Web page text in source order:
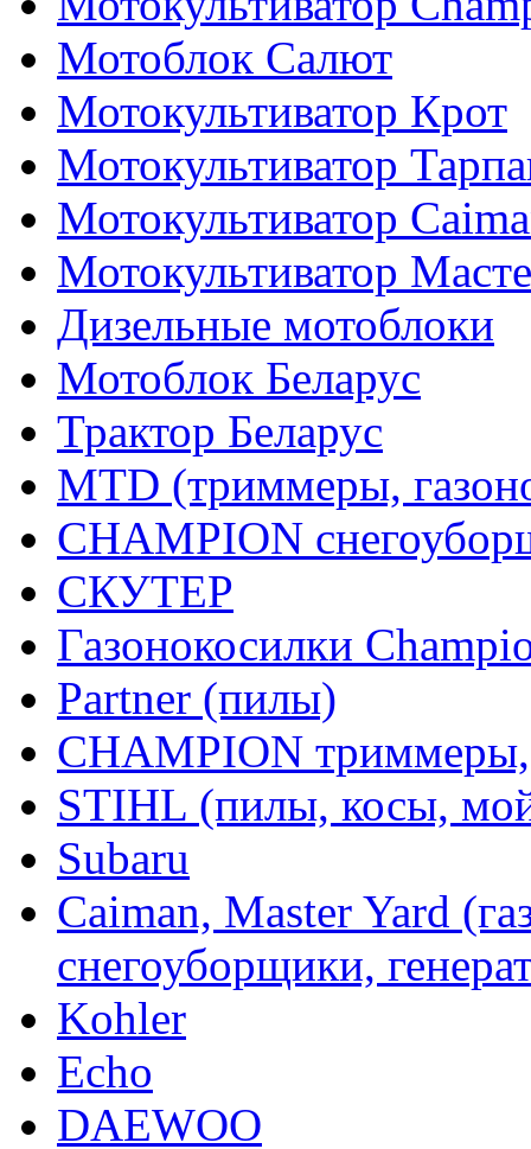
Мотоблок Салют
Мотокультиватор Крот
Мотокультиватор
Мотокультиватор
Мотокультиватор
Дизельные мотоблоки
Мотоблок Беларус
Трактор Беларус
MTD (триммеры,
CHAMPION
СКУТЕР
Газонокосилки
Partner (пилы)
CHAMPION
STIHL (пилы, косы,
Subaru
Caiman, Master Yard
снегоуборщики,
Kohler
Echo
DAEWOO